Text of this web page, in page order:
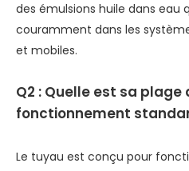
des émulsions huile dans eau
couramment dans les
et mobiles.
Q2 : Quelle est sa
fonctionnement
Le tuyau est conçu pour